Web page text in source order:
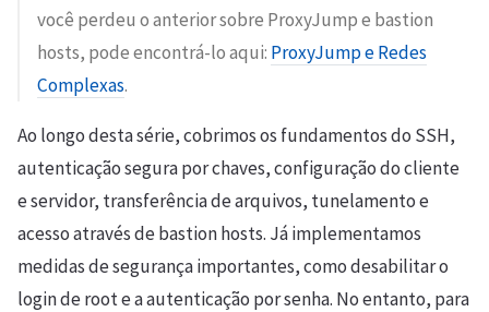
você perdeu o anterior sobre ProxyJump e bastion
hosts, pode encontrá-lo aqui: ProxyJump e Redes
Complexas.
Ao longo desta série, cobrimos os fundamentos do SSH,
autenticação segura por chaves, configuração do cliente
e servidor, transferência de arquivos, tunelamento e
acesso através de bastion hosts. Já implementamos
medidas de segurança importantes, como desabilitar o
login de root e a autenticação por senha. No entanto, para